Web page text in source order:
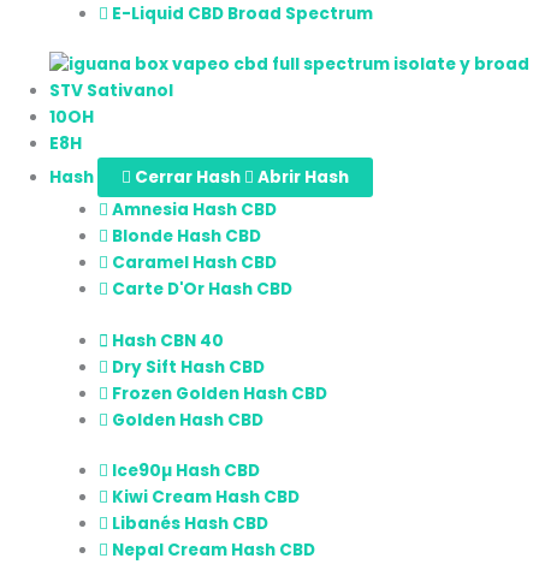
E-Liquid CBD Broad Spectrum
STV Sativanol
10OH
E8H
Hash
Cerrar Hash
Abrir Hash
Amnesia Hash CBD
Blonde Hash CBD
Caramel Hash CBD
Carte D'Or Hash CBD
Hash CBN 40
Dry Sift Hash CBD
Frozen Golden Hash CBD
Golden Hash CBD
Ice90µ Hash CBD
Kiwi Cream Hash CBD
Libanés Hash CBD
Nepal Cream Hash CBD